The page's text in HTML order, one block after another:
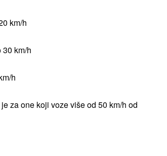
km/h
km/h
h
za one koji voze više od 50 km/h od